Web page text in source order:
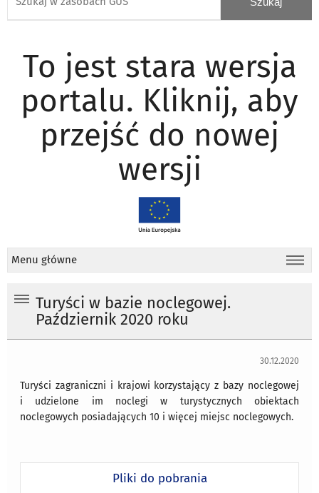
To jest stara wersja
portalu. Kliknij, aby
przejść do nowej
wersji
Menu główne
Turyści w bazie noclegowej.
Październik 2020 roku
30.12.2020
Turyści zagraniczni i krajowi korzystający z bazy noclegowej
i udzielone im noclegi w turystycznych obiektach
noclegowych posiadających 10 i więcej miejsc noclegowych.
Pliki do pobrania